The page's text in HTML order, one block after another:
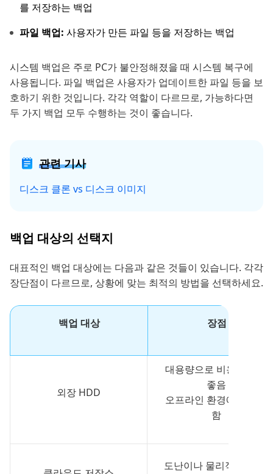
를 저장하는 백업
파일 백업: 사용자가 만든 파일 등을 저장하는 백업
시스템 백업은 주로 PC가 불안정해졌을 때 시스템 복구에
사용됩니다. 파일 백업은 사용자가 업데이트한 파일 등을 보
호하기 위한 것입니다. 각각 역할이 다르므로, 가능하다면
두 가지 백업 모두 수행하는 것이 좋습니다.
관련 기사
디스크 클론 vs 디스크 이미지
백업 대상의 선택지
대표적인 백업 대상에는 다음과 같은 것들이 있습니다. 각각
장단점이 다르므로, 상황에 맞는 최적의 방법을 선택하세요.
백업 대상 장점
외장 HDD
대용량으로 비용 효율이
좋음
오프라인 환경에서 안전
함
도난이나 물리적 손상 위